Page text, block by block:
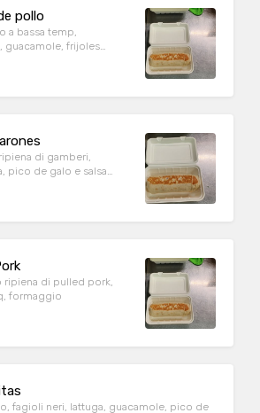
pollo
a bassa temp,
guacamole, frijoles
di gamberi,
pico de galo e salsa
ripiena di pulled pork,
formaggio
fagioli neri, lattuga, guacamole, pico de